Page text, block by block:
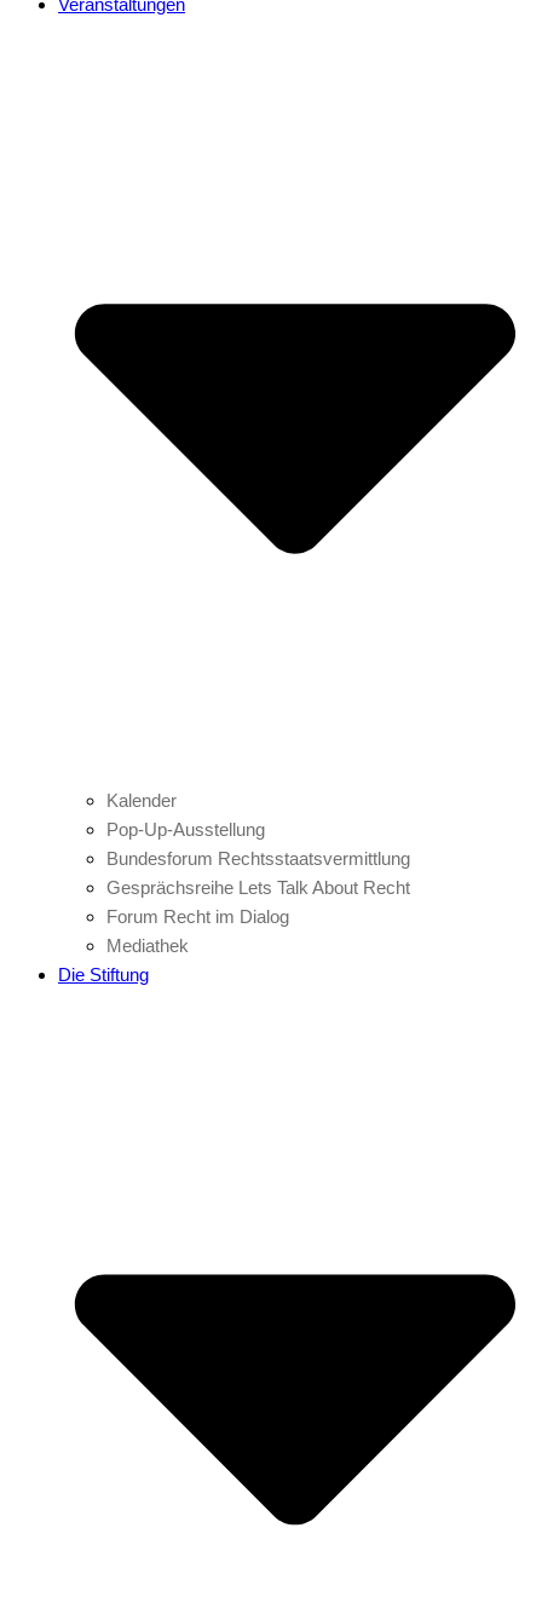
Veranstaltungen
Kalender
Pop-Up-Ausstellung
Bundesforum Rechtsstaatsvermittlung
Gesprächsreihe Lets Talk About Recht
Forum Recht im Dialog
Mediathek
Die Stiftung